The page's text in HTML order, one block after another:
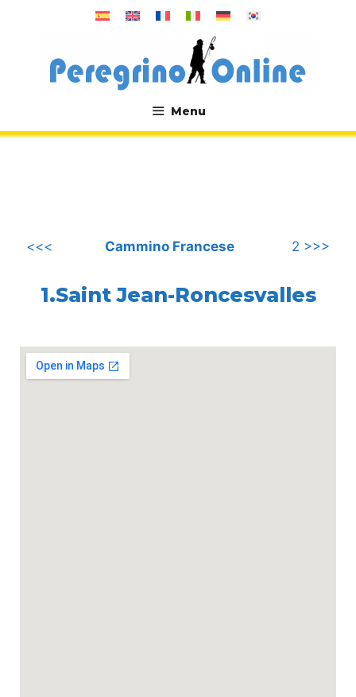
Menu
.
<<< Cammino Francese 2 >>>
1.Saint Jean-Roncesvalles